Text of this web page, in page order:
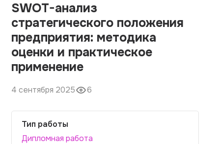
О компании
Наши гарантии
Порядок оплаты
Вопросы и ответы
Отзывы
Контакты
SWOT-анализ
стратегического положения
предприятия: методика
оценки и практическое
применение
4 сентября 2025 6
Тип работы
Дипломная работа